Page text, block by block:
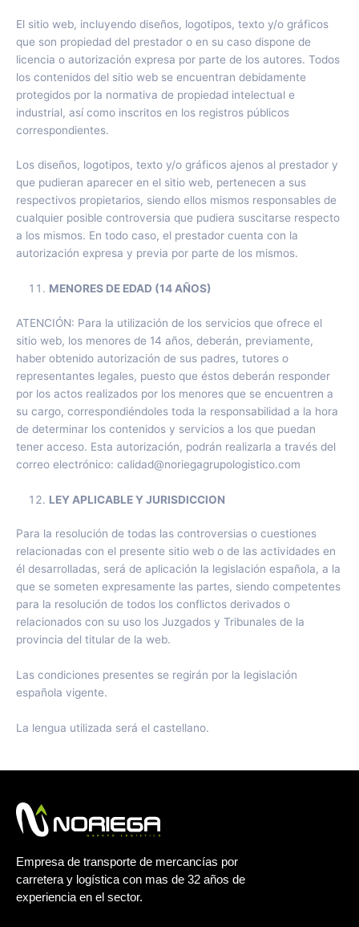
El sitio web, incluyendo diseños, logotipos, texto y/o gráficos
que son propiedad del prestador o en su caso dispone de
licencia o autorización expresa por parte de los autores. Todos
los contenidos del sitio web se encuentran debidamente
protegidos por la normativa de propiedad intelectual e
industrial, así como inscritos en los registros públicos
correspondientes.
Los diseños, logotipos, texto y/o gráficos ajenos al prestador y
que pudieran aparecer en el sitio web, pertenecen a sus
respectivos propietarios, siendo ellos mismos responsables de
cualquier posible controversia que pudiera suscitarse respecto
a los mismos. En todo caso, el prestador cuenta con la
autorización expresa y previa por parte de los mismos.
MENORES DE EDAD (14 AÑOS)
ATENCIÓN: Para la utilización de los servicios que ofrece el
sitio web, los menores de 14 años, deberán, previamente,
haber obtenido autorización de sus padres, tutores o
representantes legales, puesto que éstos deberán responder
por los actos realizados por los menores que se encuentren a
su cargo, correspondiéndoles toda la responsabilidad a la hora
de determinar los contenidos y servicios a los que puedan
tener acceso. Esta autorización, podrán realizarla a través del
correo electrónico: calidad@noriegagrupologistico.com
LEY APLICABLE Y JURISDICCION
Para la resolución de todas las controversias o cuestiones
relacionadas con el presente sitio web o de las actividades en
él desarrolladas, será de aplicación la legislación española, a la
que se someten expresamente las partes, siendo competentes
para la resolución de todos los conflictos derivados o
relacionados con su uso los Juzgados y Tribunales de la
provincia del titular de la web.
Las condiciones presentes se regirán por la legislación
española vigente.
La lengua utilizada será el castellano.
Empresa de transporte de mercancías por
carretera y logística con mas de 32 años de
experiencia en el sector.